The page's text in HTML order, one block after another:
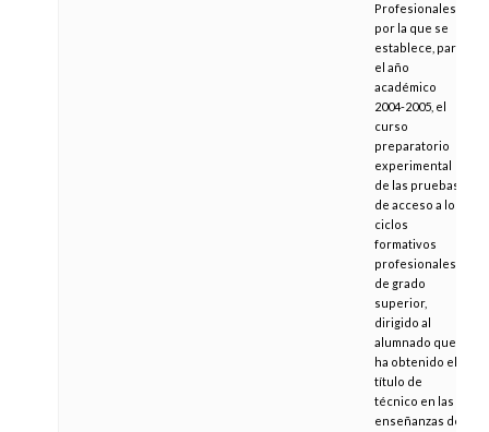
Profesionales,
por la que se
establece, para
el año
académico
2004-2005, el
curso
preparatorio
experimental
de las pruebas
de acceso a los
ciclos
formativos
profesionales
de grado
superior,
dirigido al
alumnado que
ha obtenido el
título de
técnico en las
enseñanzas de